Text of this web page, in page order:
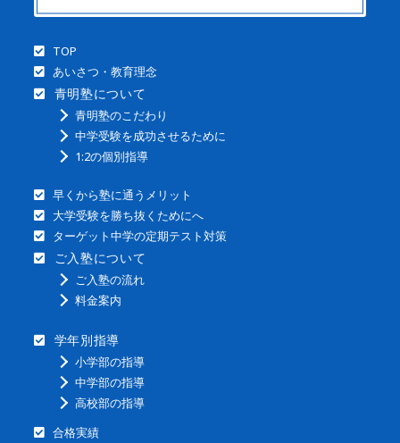
TOP
あいさつ・教育理念
青明塾について
青明塾のこだわり
中学受験を成功させるために
1:2の個別指導
早くから塾に通うメリット
大学受験を勝ち抜くためにへ
ターゲット中学の定期テスト対策
ご入塾について
ご入塾の流れ
料金案内
学年別指導
小学部の指導
中学部の指導
高校部の指導
合格実績